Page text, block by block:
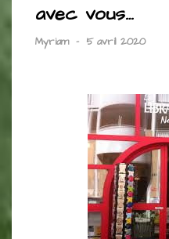
avec vous…
Myriam - 5 avril 2020